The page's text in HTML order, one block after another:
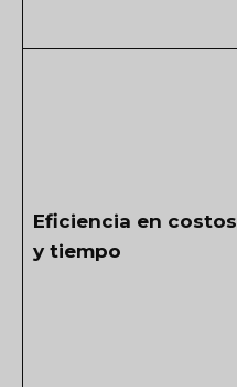
Eficiencia en costos
y tiempo